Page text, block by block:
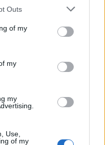
Outs
of my
my
my
Use,
of my
portale è di nostra proprietà.
Magazine" sono in parte giunti
qualcosa in contrario alla
redazione (indirizzo email: